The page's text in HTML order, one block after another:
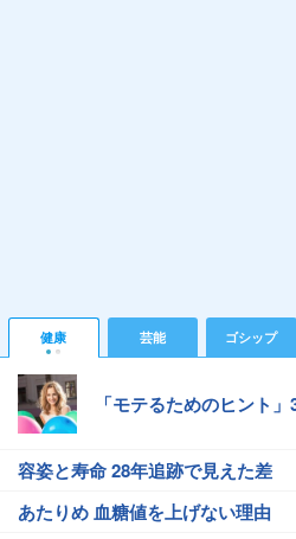
健康 芸能 ゴシップ
「モテるためのヒント
容姿と寿命 28年追跡で見えた差
あたりめ 血糖値を上げない理由